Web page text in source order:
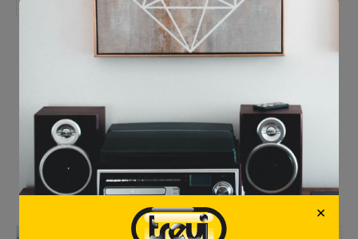
Ti è piaciuto questo articolo?
106
Articoli Correlati ×